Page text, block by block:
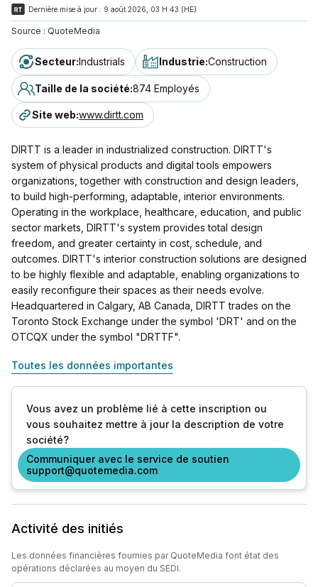
Dernière mise à jour : 9 août 2026, 03 H 43 (HE)
Source : QuoteMedia
Secteur:Industrials Industrie:Construction
Taille de la société:874 Employés
Site web:www.dirtt.com
DIRTT is a leader in industrialized construction. DIRTT's
system of physical products and digital tools empowers
organizations, together with construction and design leaders,
to build high-performing, adaptable, interior environments.
Operating in the workplace, healthcare, education, and public
sector markets, DIRTT's system provides total design
freedom, and greater certainty in cost, schedule, and
outcomes. DIRTT's interior construction solutions are designed
to be highly flexible and adaptable, enabling organizations to
easily reconfigure their spaces as their needs evolve.
Headquartered in Calgary, AB Canada, DIRTT trades on the
Toronto Stock Exchange under the symbol 'DRT' and on the
OTCQX under the symbol "DRTTF".
Toutes les données importantes
Vous avez un problème lié à cette inscription ou
vous souhaitez mettre à jour la description de votre
société?
Communiquer avec le service de soutien
support@quotemedia.com
Activité des initiés
Les données financières fournies par QuoteMedia font état des
opérations déclarées au moyen du SEDI.